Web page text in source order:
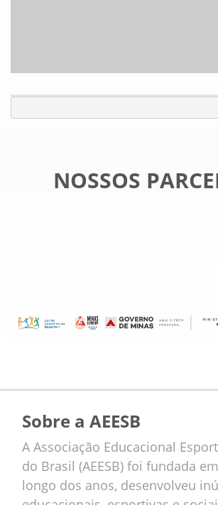
NOSSOS
Sobre a AEESB
A Associação Educacional
do Brasil (AEESB) foi fundada
longo dos anos, desenvolveu